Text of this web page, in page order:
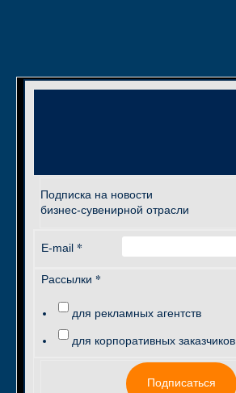
Подписка на новости
бизнес-сувенирной отрасли
E-mail *
Рассылки *
для рекламных агентств
для корпоративных заказчиков
Подписаться